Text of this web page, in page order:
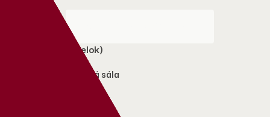
Októbra 5. (pondelok)
Divadelná sála